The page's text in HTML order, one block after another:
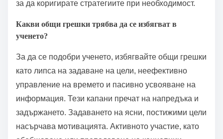
невронните връзки. Задаването на конкретни,
насърчавайки фокусирана учебна среда.
Внедряването на тези стратегии може да доведе
до подобрени академични резултати и по-дълбоко
разбиране на предметите. Адаптирането към
личните стилове на учене допълнително обогатява
учебния опит, правейки го по-ангажиращ и
ефективен.